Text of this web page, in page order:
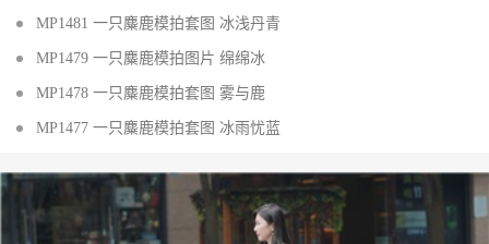
MP1481 一只麋鹿模拍套图 冰浅丹青
MP1479 一只麋鹿模拍图片 绵绵冰
MP1478 一只麋鹿模拍套图 雾与鹿
MP1477 一只麋鹿模拍套图 冰雨忧蓝